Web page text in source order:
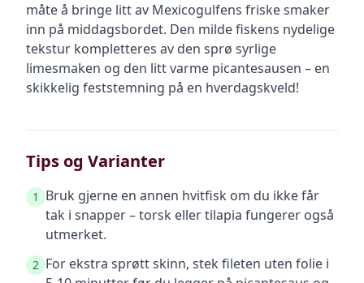
måte å bringe litt av Mexicogulfens friske smaker
inn på middagsbordet. Den milde fiskens nydelige
tekstur kompletteres av den sprø syrlige
limesmaken og den litt varme picantesausen – en
skikkelig feststemning på en hverdagskveld!
Tips og Varianter
1
Bruk gjerne en annen hvitfisk om du ikke får
tak i snapper – torsk eller tilapia fungerer også
utmerket.
2 For ekstra sprøtt skinn, stek fileten uten folie i